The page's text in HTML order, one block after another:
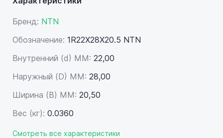
Бренд: NTN
Обозначение: 1R22X28X20.5 NTN
Внутренний (d) ММ: 22,00
Наружный (D) ММ: 28,00
Ширина (B) MM: 20,50
Вес (кг): 0.0360
Смотреть все характеристики